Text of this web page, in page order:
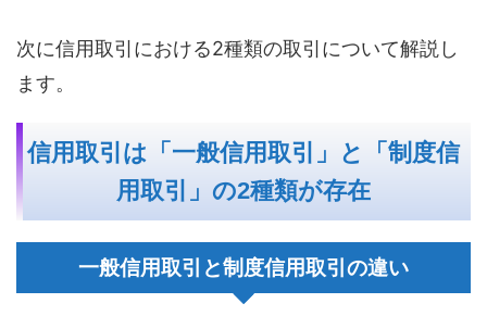
次に信用取引における2種類の取引について解説し
ます。
信用取引は「一般信用取引」と「制度信
用取引」の2種類が存在
一般信用取引と制度信用取引の違い